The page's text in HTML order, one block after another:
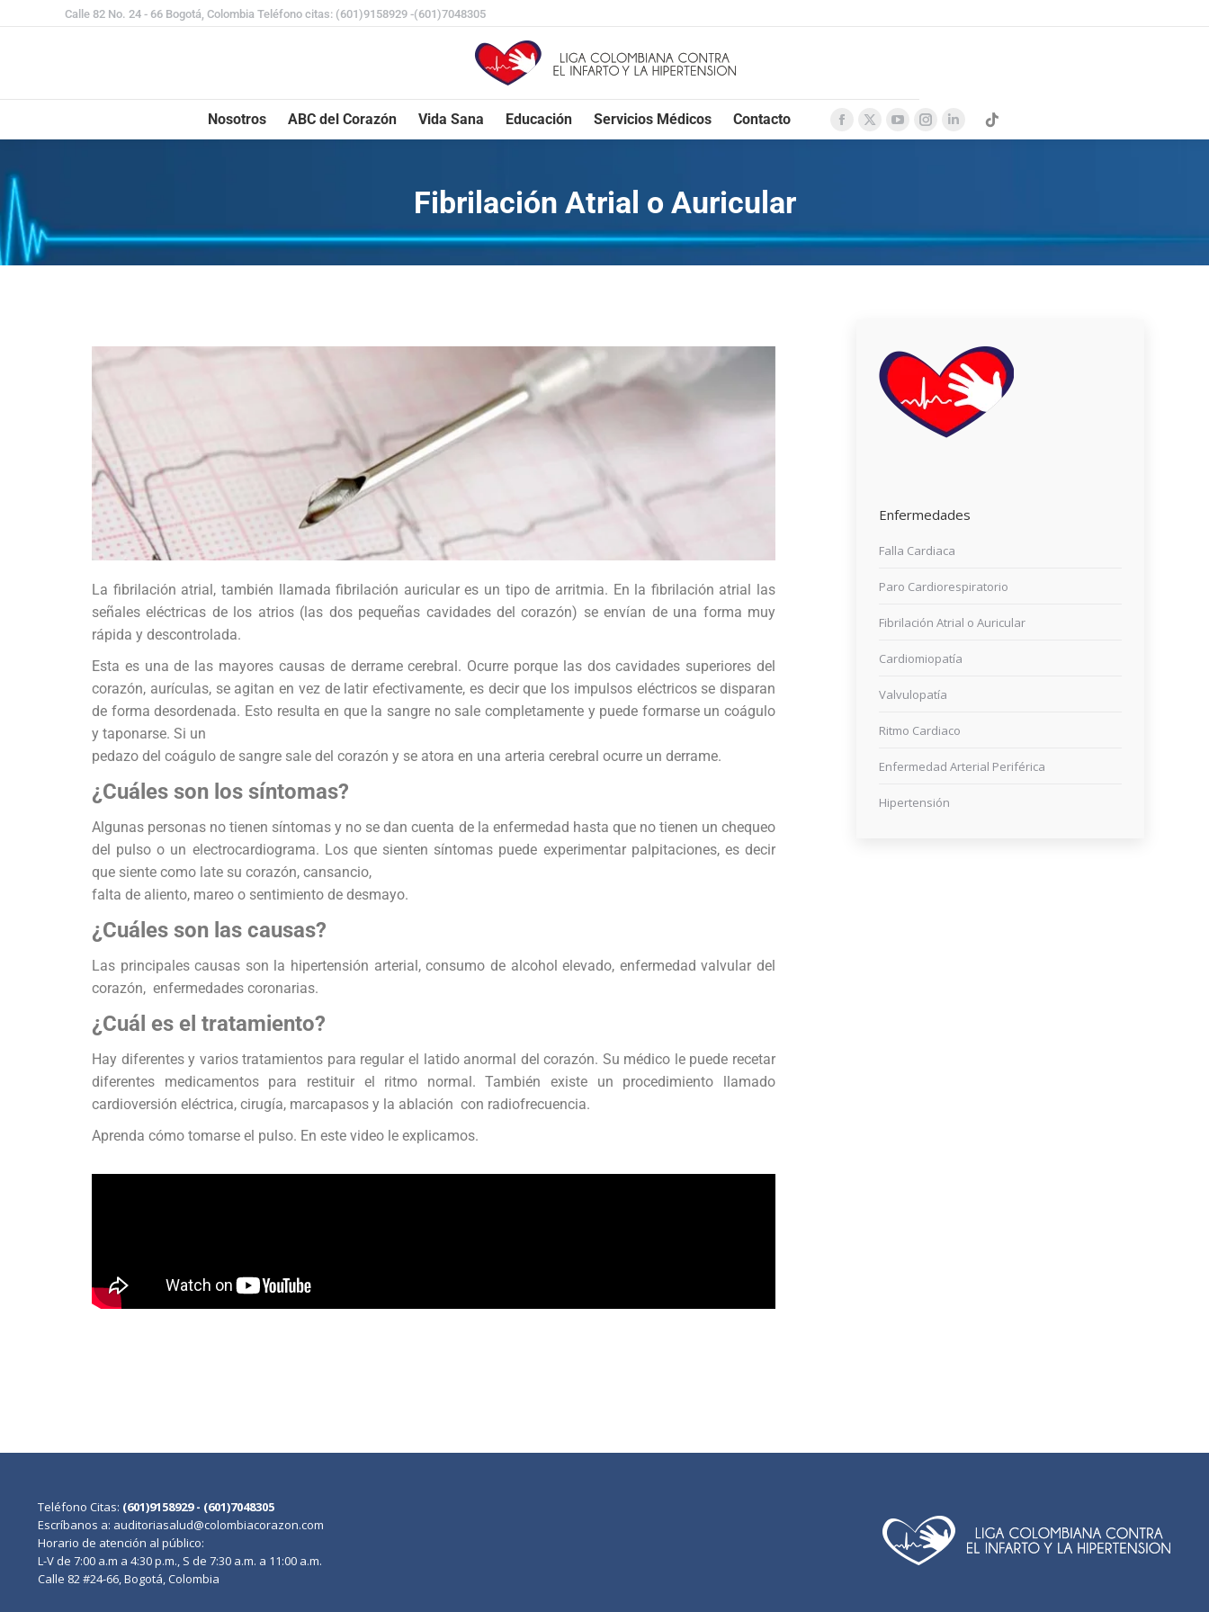
Calle 82 No. 24 - 66 Bogotá, Colombia Teléfono citas: (601)9158929 -(601)7048305
Nosotros ABC del Corazón Vida Sana Educación Servicios Médicos Contacto
Fibrilación Atrial o Auricular
La fibrilación atrial, también llamada fibrilación auricular es un tipo de arritmia. En la fibrilación atrial las
señales eléctricas de los atrios (las dos pequeñas cavidades del corazón) se envían de una forma muy
rápida y descontrolada.
Esta es una de las mayores causas de derrame cerebral. Ocurre porque las dos cavidades superiores del
corazón, aurículas, se agitan en vez de latir efectivamente, es decir que los impulsos eléctricos se disparan
de forma desordenada. Esto resulta en que la sangre no sale completamente y puede formarse un coágulo
y taponarse. Si un
pedazo del coágulo de sangre sale del corazón y se atora en una arteria cerebral ocurre un derrame.
¿Cuáles son los síntomas?
Algunas personas no tienen síntomas y no se dan cuenta de la enfermedad hasta que no tienen un chequeo
del pulso o un electrocardiograma. Los que sienten síntomas puede experimentar palpitaciones, es decir
que siente como late su corazón, cansancio,
falta de aliento, mareo o sentimiento de desmayo.
¿Cuáles son las causas?
Las principales causas son la hipertensión arterial, consumo de alcohol elevado, enfermedad valvular del
corazón, enfermedades coronarias.
¿Cuál es el tratamiento?
Hay diferentes y varios tratamientos para regular el latido anormal del corazón. Su médico le puede recetar
diferentes medicamentos para restituir el ritmo normal. También existe un procedimiento llamado
cardioversión eléctrica, cirugía, marcapasos y la ablación con radiofrecuencia.
Aprenda cómo tomarse el pulso. En este video le explicamos.
Enfermedades
Falla Cardiaca
Paro Cardiorespiratorio
Fibrilación Atrial o Auricular
Cardiomiopatía
Valvulopatía
Ritmo Cardiaco
Enfermedad Arterial Periférica
Hipertensión
Teléfono Citas: (601)9158929 - (601)7048305
Escríbanos a: auditoriasalud@colombiacorazon.com
Horario de atención al público:
L-V de 7:00 a.m a 4:30 p.m., S de 7:30 a.m. a 11:00 a.m.
Calle 82 #24-66, Bogotá, Colombia